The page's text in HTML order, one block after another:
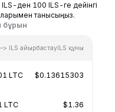
ден 100 ILS-ге дейінгі
танысыңыз.
бұрын
ILS айырбастауILS құны
LTC $0.13615303
LTC $1.36